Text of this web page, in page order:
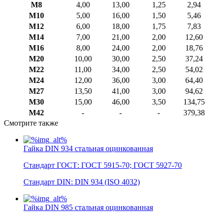
M8
4,00 13,00 1,25
2,94
M10
5,00 16,00 1,50
5,46
M12
6,00 18,00 1,75
7,83
M14
7,00 21,00 2,00
12,60
M16
8,00 24,00 2,00
18,76
M20
10,00 30,00 2,50
37,24
M22
11,00 34,00 2,50
54,02
M24
12,00 36,00 3,00
64,40
M27
13,50 41,00 3,00
94,62
M30
15,00 46,00 3,50
134,75
M42
- - -
379,38
Смотрите также
Гайка DIN 934 стальная оцинкованная
Стандарт ГОСТ: ГОСТ 5915-70; ГОСТ 5927-70
Стандарт DIN: DIN 934 (ISO 4032)
Гайка DIN 985 стальная оцинкованная